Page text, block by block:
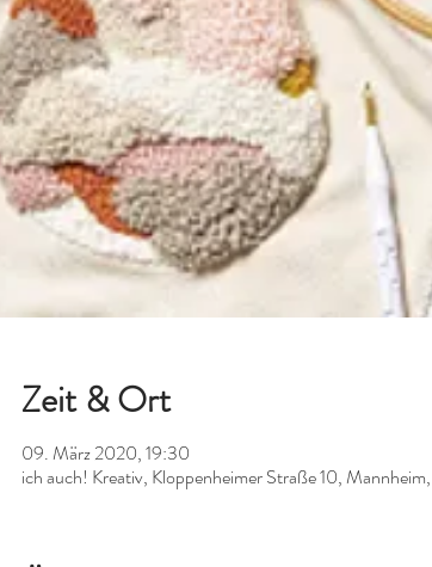
Zeit & Ort
09. März 2020, 19:30
ich auch! Kreativ, Kloppenheimer Straße 10,